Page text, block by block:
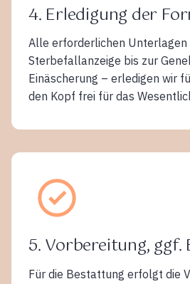
4. Erledigung der
Alle erforderlichen Unterlagen
Sterbefallanzeige bis zur
Einäscherung – erledigen wir
den Kopf frei für das
5. Vorbereitung, ggf.
Für die Bestattung erfolgt die